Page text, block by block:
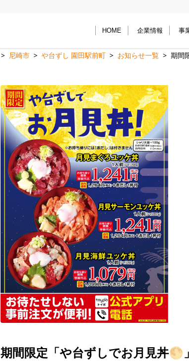
HOME 企業情報 事
尼崎市 や台ずし 園田駅前町 お知らせ一覧 期間
期間限定「や台ずしでお月見丼🌕」